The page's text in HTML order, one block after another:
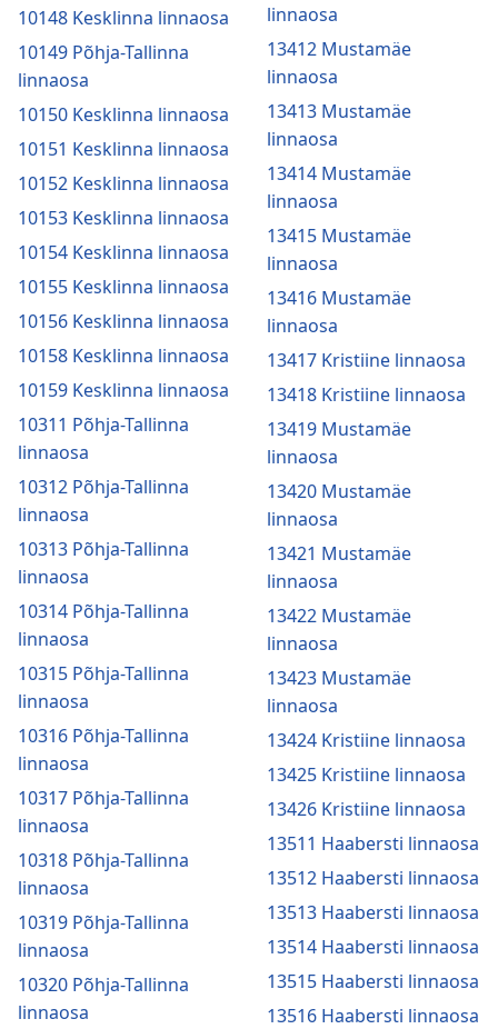
10148 Kesklinna linnaosa
10149 Põhja-Tallinna
linnaosa
10150 Kesklinna linnaosa
10151 Kesklinna linnaosa
10152 Kesklinna linnaosa
10153 Kesklinna linnaosa
10154 Kesklinna linnaosa
10155 Kesklinna linnaosa
10156 Kesklinna linnaosa
10158 Kesklinna linnaosa
10159 Kesklinna linnaosa
10311 Põhja-Tallinna
linnaosa
10312 Põhja-Tallinna
linnaosa
10313 Põhja-Tallinna
linnaosa
10314 Põhja-Tallinna
linnaosa
10315 Põhja-Tallinna
linnaosa
10316 Põhja-Tallinna
linnaosa
10317 Põhja-Tallinna
linnaosa
10318 Põhja-Tallinna
linnaosa
10319 Põhja-Tallinna
linnaosa
10320 Põhja-Tallinna
linnaosa
linnaosa
13412 Mustamäe
linnaosa
13413 Mustamäe
linnaosa
13414 Mustamäe
linnaosa
13415 Mustamäe
linnaosa
13416 Mustamäe
linnaosa
13417 Kristiine linnaosa
13418 Kristiine linnaosa
13419 Mustamäe
linnaosa
13420 Mustamäe
linnaosa
13421 Mustamäe
linnaosa
13422 Mustamäe
linnaosa
13423 Mustamäe
linnaosa
13424 Kristiine linnaosa
13425 Kristiine linnaosa
13426 Kristiine linnaosa
13511 Haabersti linnaosa
13512 Haabersti linnaosa
13513 Haabersti linnaosa
13514 Haabersti linnaosa
13515 Haabersti linnaosa
13516 Haabersti linnaosa